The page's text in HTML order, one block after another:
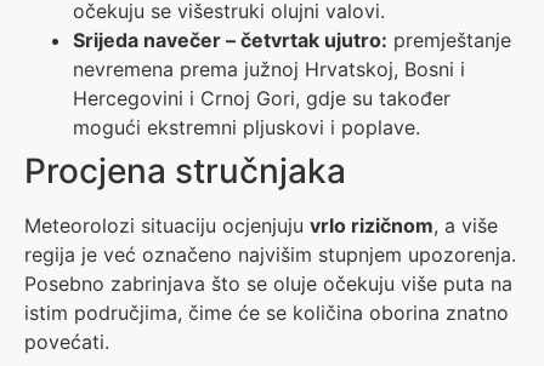
očekuju se višestruki olujni valovi.
Srijeda navečer – četvrtak ujutro: premještanje
nevremena prema južnoj Hrvatskoj, Bosni i
Hercegovini i Crnoj Gori, gdje su također
mogući ekstremni pljuskovi i poplave.
Procjena stručnjaka
Meteorolozi situaciju ocjenjuju vrlo rizičnom, a više
regija je već označeno najvišim stupnjem upozorenja.
Posebno zabrinjava što se oluje očekuju više puta na
istim područjima, čime će se količina oborina znatno
povećati.